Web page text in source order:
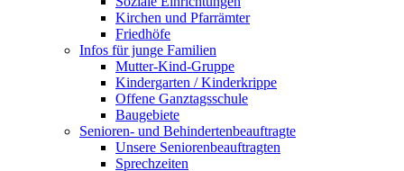
Kirchen und Pfarrämter
Friedhöfe
Infos für junge Familien
Mutter-Kind-Gruppe
Kindergarten / Kinderkrippe
Offene Ganztagsschule
Baugebiete
Senioren- und Behindertenbeauftragte
Unsere Seniorenbeauftragten
Sprechzeiten